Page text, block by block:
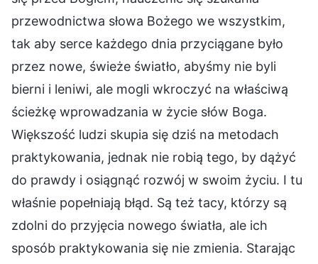
przewodnictwa słowa Bożego we wszystkim,
tak aby serce każdego dnia przyciągane było
przez nowe, świeże światło, abyśmy nie byli
bierni i leniwi, ale mogli wkroczyć na właściwą
ścieżkę wprowadzania w życie słów Boga.
Większość ludzi skupia się dziś na metodach
praktykowania, jednak nie robią tego, by dążyć
do prawdy i osiągnąć rozwój w swoim życiu. I tu
właśnie popełniają błąd. Są też tacy, którzy są
zdolni do przyjęcia nowego światła, ale ich
sposób praktykowania się nie zmienia. Starając